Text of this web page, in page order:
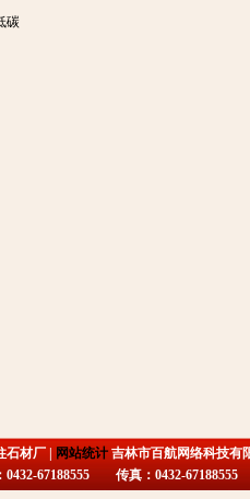
碳
材厂 | 网站统计吉林市百航网络科技有
67188555 传真：0432-